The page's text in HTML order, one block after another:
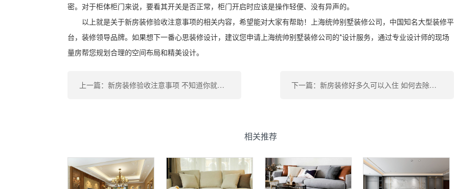
密。对于柜体柜门来说，要看其开关是否正常，柜门开启时应该是操作轻便、没有异声的。
以上就是关于新房装修验收注意事项的相关内容，希望能对大家有帮助！上海统帅别墅装修公司，中国知名大型装修平
台，装修领导品牌。如果想下一番心思装修设计，建议您申请上海统帅别墅装修公司的*设计服务，通过专业设计师的现场
量房帮您规划合理的空间布局和精美设计。
上一篇：新房装修验收注意事项 不知道你就亏大发了 下一篇：新房装修好多久可以入住 如何去除新房中的有害物质
相关推荐